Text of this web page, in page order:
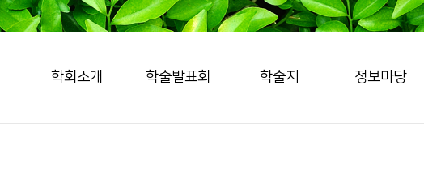
학회소개 학술발표회 학술지 정보마당